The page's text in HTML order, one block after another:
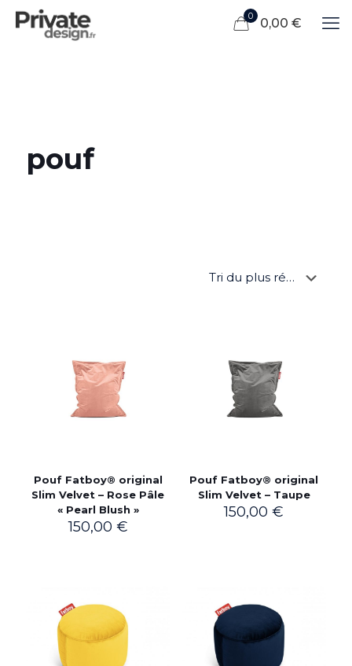
0 0,00 €
pouf
Pouf Fatboy® original
Slim Velvet – Rose Pâle
« Pearl Blush »
150,00 €
Pouf Fatboy® original
Slim Velvet – Taupe
150,00€